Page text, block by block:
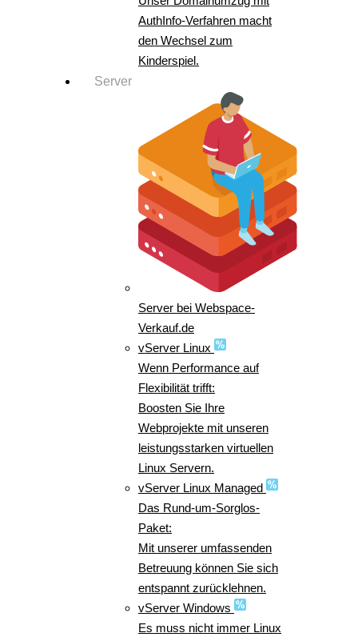
AuthInfo-Verfahren macht
den Wechsel zum
Kinderspiel.
Server
Server bei Webspace-
Verkauf.de
vServer Linux
Wenn Performance auf
Flexibilität trifft:
Boosten Sie Ihre
Webprojekte mit unseren
leistungsstarken virtuellen
Linux Servern.
vServer Linux Managed
Das Rund-um-Sorglos-
Paket:
Mit unserer umfassenden
Betreuung können Sie sich
entspannt zurücklehnen.
vServer Windows
Es muss nicht immer Linux